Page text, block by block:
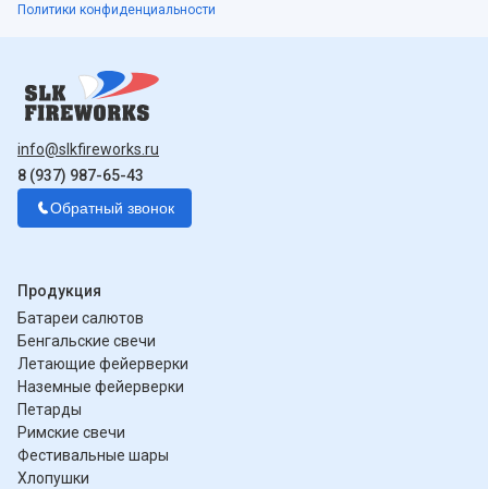
Политики конфиденциальности
info@slkfireworks.ru
8 (937) 987-65-43
Обратный звонок
Продукция
Батареи салютов
Бенгальские свечи
Летающие фейерверки
Наземные фейерверки
Петарды
Римские свечи
Фестивальные шары
Хлопушки